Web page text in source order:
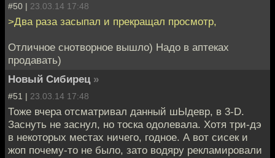
#50 | 23.03.14 17:48
>Два раза засыпал и прекращал просмотр,
Отличное снотворное вышло) Надо в аптеках
продавать)
Новый Сибирец »
#51 | 23.03.14 17:48
Тоже вчера отсматривал данный шЫдевр, в 3-D.
Заснуть не заснул, но тоска одолевала. Хотя три-дэ
в некоторых местах ничего, годное. А вот сисек и
жоп почему-то не было, зато водяру рекламировали